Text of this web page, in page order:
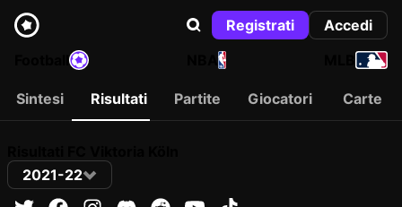
Registrati
Accedi
NBA
Sintesi Risultati Partite Giocatori Carte
2021-22